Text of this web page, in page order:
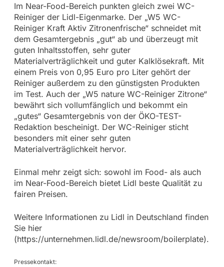
Im Near-Food-Bereich punkten gleich zwei WC-
Reiniger der Lidl-Eigenmarke. Der „W5 WC-
Reiniger Kraft Aktiv Zitronenfrische“ schneidet mit
dem Gesamtergebnis „gut“ ab und überzeugt mit
guten Inhaltsstoffen, sehr guter
Materialverträglichkeit und guter Kalklösekraft. Mit
einem Preis von 0,95 Euro pro Liter gehört der
Reiniger außerdem zu den günstigsten Produkten
im Test. Auch der „W5 nature WC-Reiniger Zitrone“
bewährt sich vollumfänglich und bekommt ein
„gutes“ Gesamtergebnis von der ÖKO-TEST-
Redaktion bescheinigt. Der WC-Reiniger sticht
besonders mit einer sehr guten
Materialverträglichkeit hervor.
Einmal mehr zeigt sich: sowohl im Food- als auch
im Near-Food-Bereich bietet Lidl beste Qualität zu
fairen Preisen.
Weitere Informationen zu Lidl in Deutschland finden
Sie hier
(https://unternehmen.lidl.de/newsroom/boilerplate).
Pressekontakt: